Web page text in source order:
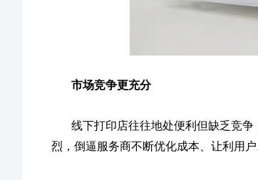
市场竞争更充分
线下打印店往往地处便利但缺乏竞
烈，倒逼服务商不断优化成本、让利用户